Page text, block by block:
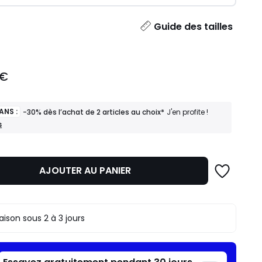
Guide des tailles
: -30% dès l’achat de 2 articles au choix* J'en profite !
AJOUTER AU PANIER
sous 2 à 3 jours